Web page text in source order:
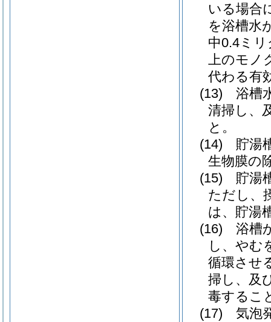
いる場合
を浴槽水
中0.4ミ
上のモノ
代わる有
(13)
浴槽
清掃し、
と。
(14)
貯湯
生物膜の
(15)
貯湯
ただし、
は、貯湯
(16)
浴槽
し、やむ
循環させ
掃し、及
毒するこ
(17)
気泡